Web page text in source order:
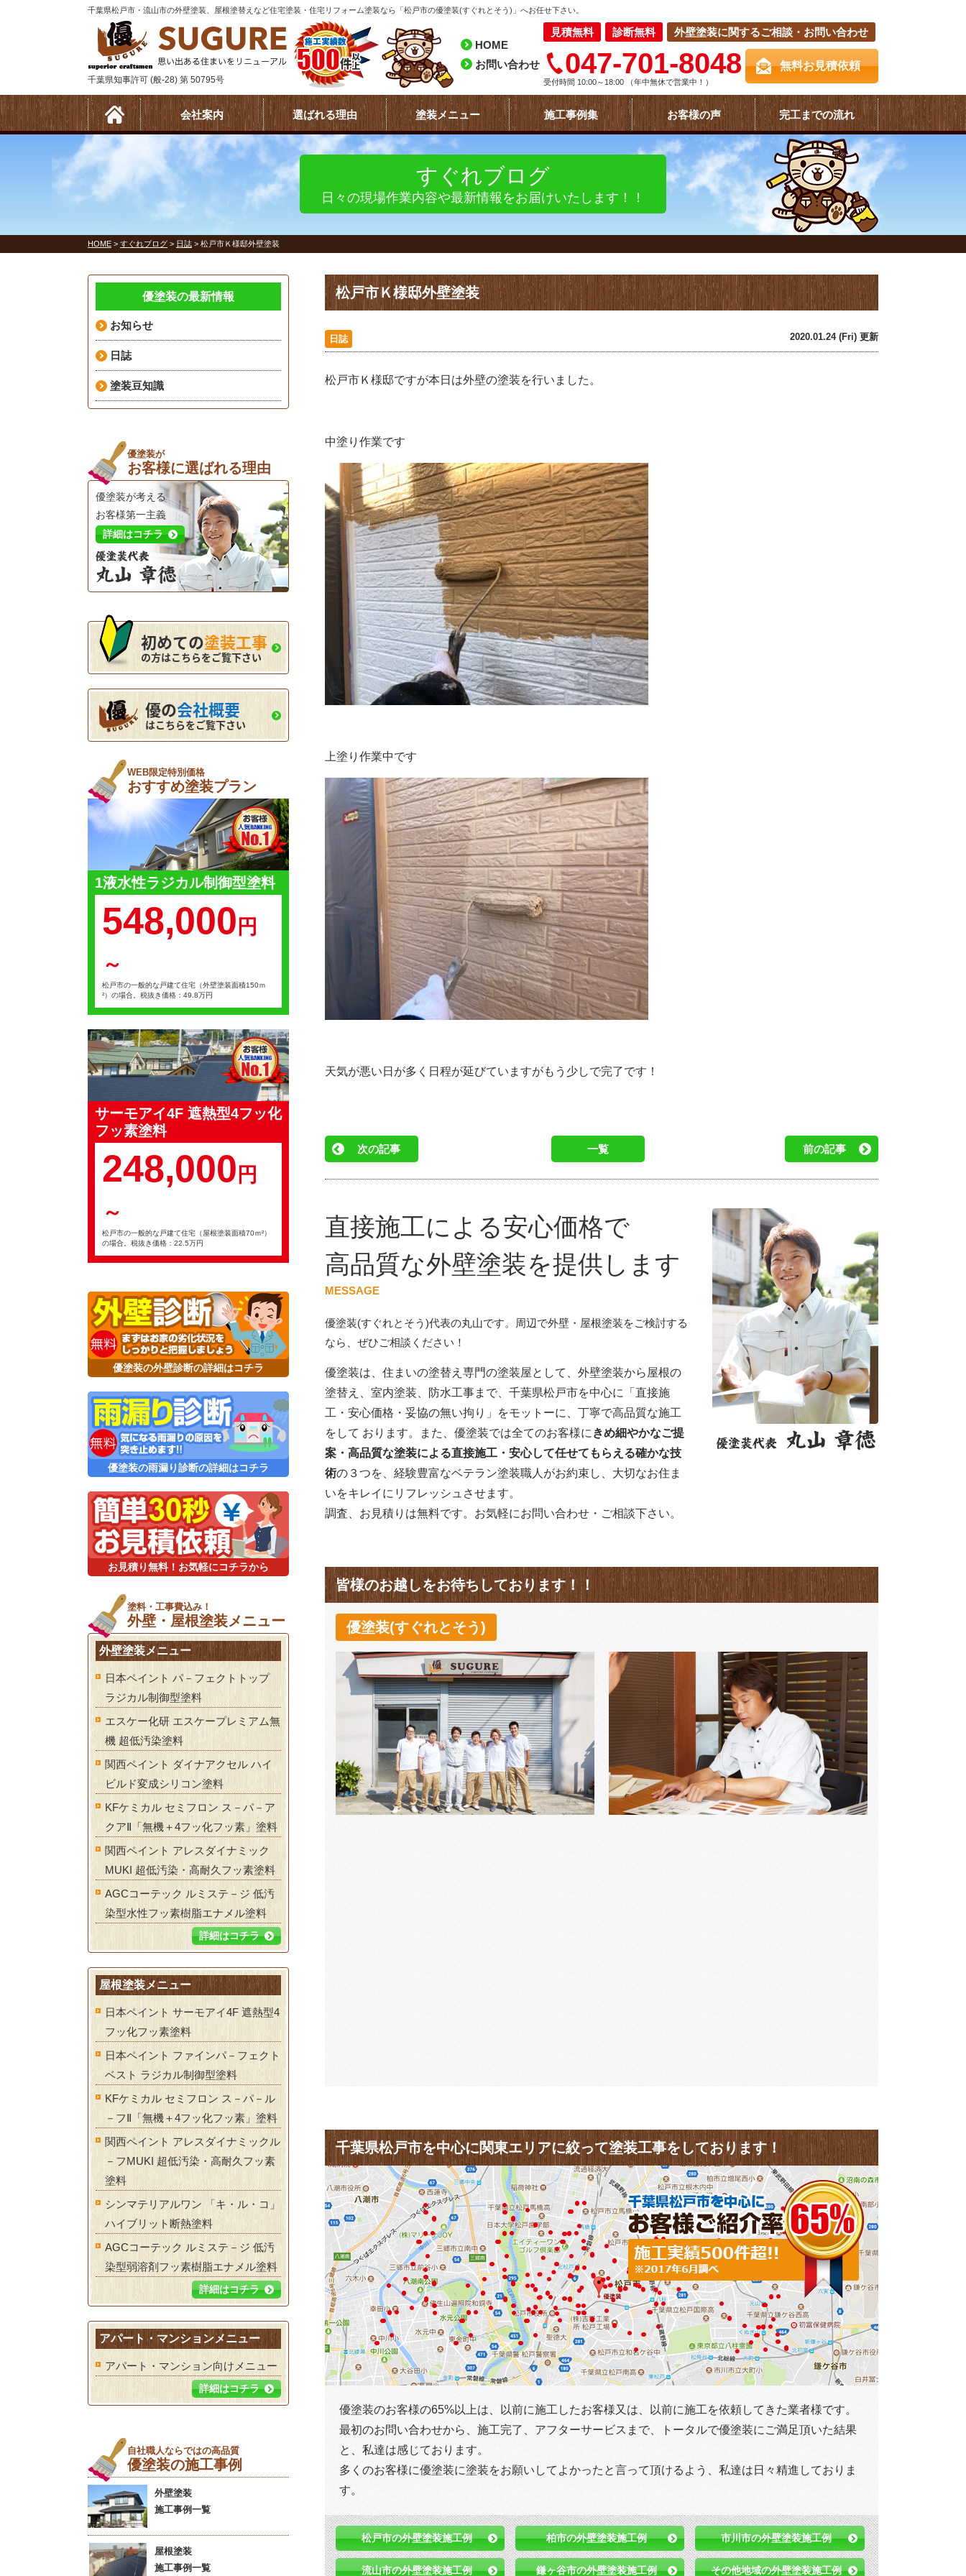
千葉県松戸市・流山市の外壁塗装、屋根塗替えなど住宅塗装・住宅リフォーム塗装なら「松戸市の優塗装(すぐれとそう)」へお任せ下さい。
千葉県知事許可 (般-28) 第 50795号
HOME
お問い合わせ
見積無料 診断無料 外壁塗装に関するご相談・お問い合わせ
047-701-8048
受付時間 10:00～18:00 （年中無休で営業中！）
無料お見積依頼
会社案内 選ばれる理由 塗装メニュー 施工事例集 お客様の声 完工までの流れ
すぐれブログ
日々の現場作業内容や最新情報をお届けいたします！！
HOME > すぐれブログ > 日誌 > 松戸市Ｋ様邸外壁塗装
松戸市Ｋ様邸外壁塗装
日誌 2020.01.24 (Fri) 更新
松戸市Ｋ様邸ですが本日は外壁の塗装を行いました。
中塗り作業です
上塗り作業中です
天気が悪い日が多く日程が延びていますがもう少しで完了です！
次の記事 一覧 前の記事
直接施工による安心価格で
高品質な外壁塗装を提供します
MESSAGE
優塗装(すぐれとそう)代表の丸山です。周辺で外壁・屋根塗装をご検討する
なら、ぜひご相談ください！
優塗装は、住まいの塗替え専門の塗装屋として、外壁塗装から屋根の
塗替え、室内塗装、防水工事まで、千葉県松戸市を中心に「直接施
工・安心価格・妥協の無い拘り」をモットーに、丁寧で高品質な施工
をして おります。また、優塗装では全てのお客様に きめ細やかなご提
案・高品質な塗装による直接施工・安心して任せてもらえる確かな技
術の３つを、経験豊富なベテラン塗装職人がお約束し、大切なお住ま
いをキレイにリフレッシュさせます。
調査、お見積りは無料です。お気軽にお問い合わせ・ご相談下さい。
皆様のお越しをお待ちしております！！
優塗装(すぐれとそう)
千葉県松戸市を中心に関東エリアに絞って塗装工事をしております！
優塗装のお客様の65%以上は、以前に施工したお客様又は、以前に施工を依頼してきた業者様です。
最初のお問い合わせから、施工完了、アフターサービスまで、トータルで優塗装にご満足頂いた結果
と、私達は感じております。
多くのお客様に優塗装に塗装をお願いしてよかったと言って頂けるよう、私達は日々精進しておりま
す。
松戸市の外壁塗装施工例 柏市の外壁塗装施工例 市川市の外壁塗装施工例
流山市の外壁塗装施工例 鎌ヶ谷市の外壁塗装施工例 その他地域の外壁塗装施工例
優塗装の最新情報
お知らせ
日誌
塗装豆知識
優塗装が
お客様に選ばれる理由
優塗装が考える
お客様第一主義
詳細はコチラ
初めての塗装工事
の方はこちらをご覧下さい
優の会社概要
はこちらをご覧下さい
WEB限定特別価格
おすすめ塗装プラン
1液水性ラジカル制御型塗料
548,000 円
～
松戸市の一般的な戸建て住宅（外壁塗装面積150ｍ
²）の場合。税抜き価格：49.8万円
サーモアイ4F 遮熱型4フッ化
フッ素塗料
248,000 円
～
松戸市の一般的な戸建て住宅（屋根塗装面積70ｍ²）
の場合。税抜き価格：22.5万円
優塗装の外壁診断の詳細はコチラ
優塗装の雨漏り診断の詳細はコチラ
お見積り無料！お気軽にコチラから
塗料・工事費込み！
外壁・屋根塗装メニュー
外壁塗装メニュー
日本ペイント パ－フェクトトップ
ラジカル制御型塗料
エスケー化研 エスケープレミアム無
機 超低汚染塗料
関西ペイント ダイナアクセル ハイ
ビルド変成シリコン塗料
KFケミカル セミフロン ス－パ－ア
クアⅡ「無機＋4フッ化フッ素」塗料
関西ペイント アレスダイナミック
MUKI 超低汚染・高耐久フッ素塗料
AGCコーテック ルミステ－ジ 低汚
染型水性フッ素樹脂エナメル塗料
詳細はコチラ
屋根塗装メニュー
日本ペイント サーモアイ4F 遮熱型4
フッ化フッ素塗料
日本ペイント ファインパ－フェクト
ベスト ラジカル制御型塗料
KFケミカル セミフロン ス－パ－ル
－フⅡ「無機＋4フッ化フッ素」塗料
関西ペイント アレスダイナミックル
－フMUKI 超低汚染・高耐久フッ素
塗料
シンマテリアルワン 「キ・ル・コ」
ハイブリット断熱塗料
AGCコーテック ルミステ－ジ 低汚
染型弱溶剤フッ素樹脂エナメル塗料
詳細はコチラ
アパート・マンションメニュー
アパート・マンション向けメニュー
詳細はコチラ
自社職人ならではの高品質
優塗装の施工事例
外壁塗装
施工事例一覧
屋根塗装
施工事例一覧